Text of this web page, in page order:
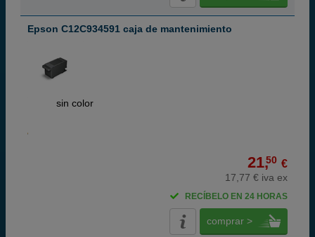
Epson C12C934591 caja de mantenimiento
sin color
21,50 €
17,77 € iva ex
RECÍBELO EN 24 HORAS
comprar >